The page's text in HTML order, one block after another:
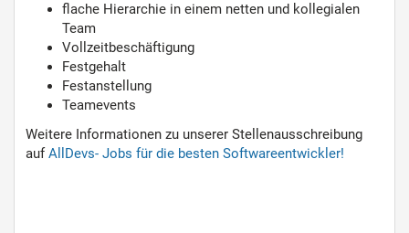
flache Hierarchie in einem netten und kollegialen
Team
Vollzeitbeschäftigung
Festgehalt
Festanstellung
Teamevents
Weitere Informationen zu unserer Stellenausschreibung
aufAllDevs- Jobs für die besten Softwareentwickler!